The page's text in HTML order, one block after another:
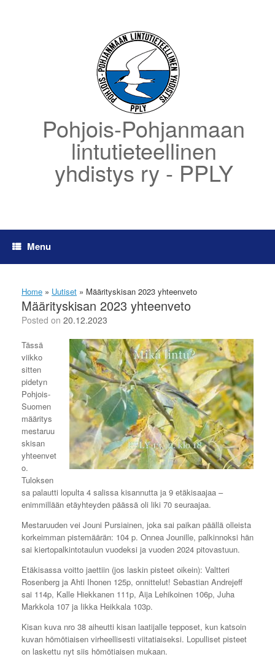
Pohjois-Pohjanmaan
lintutieteellinen
yhdistys ry - PPLY
Menu
Home » Uutiset » Määrityskisan 2023 yhteenveto
Määrityskisan 2023 yhteenveto
Posted on 20.12.2023
Tässä
viikko
sitten
pidetyn
Pohjois-
Suomen
määritys
mestaruu
skisan
yhteenvet
o.
Tuloksen
sa palautti lopulta 4 salissa kisannutta ja 9 etäkisaajaa –
enimmillään etäyhteyden päässä oli liki 70 seuraajaa.
Mestaruuden vei Jouni Pursiainen, joka sai paikan päällä olleista
korkeimman pistemäärän: 104 p. Onnea Jounille, palkinnoksi hän
sai kiertopalkintotaulun vuodeksi ja vuoden 2024 pitovastuun.
Etäkisassa voitto jaettiin (jos laskin pisteet oikein): Valtteri
Rosenberg ja Ahti Ihonen 125p, onnittelut! Sebastian Andrejeff
sai 114p, Kalle Hiekkanen 111p, Aija Lehikoinen 106p, Juha
Markkola 107 ja Iikka Heikkala 103p.
Kisan kuva nro 38 aiheutti kisan laatijalle tepposet, kun katsoin
kuvan hömötiaisen virheellisesti viitatiaiseksi. Lopulliset pisteet
on laskettu nyt siis hömötiaisen mukaan.